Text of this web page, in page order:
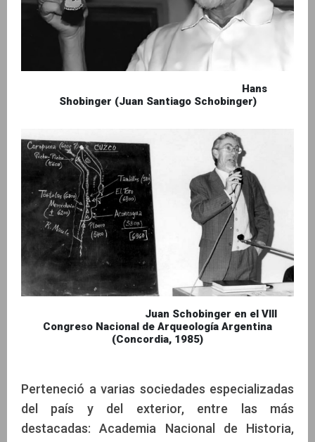
Hans
Shobinger (Juan Santiago Schobinger)
Juan Schobinger en el VIII
Congreso Nacional de Arqueología Argentina
(Concordia, 1985)
Perteneció a varias sociedades especializadas
del país y del exterior, entre las más
destacadas: Academia Nacional de Historia,